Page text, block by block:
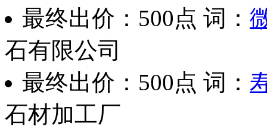
最终出价： 500点 词：
石有限公司
最终出价： 500点 词：
石材加工厂